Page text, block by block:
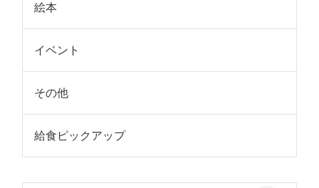
絵本
イベント
その他
給食ピックアップ